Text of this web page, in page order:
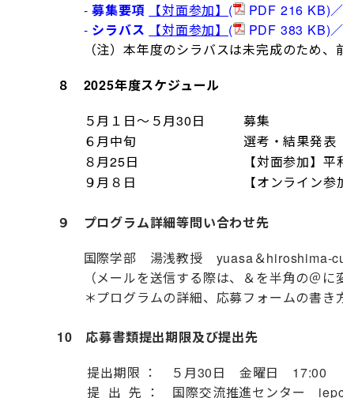
-募集要項 【対面参加】 ( PDF 216 KB)／
- シラバス 【対面参加】 ( PDF 383 KB)／
（注）本年度のシラバスは未完成のため、
８ 2025年度スケジュール
５月１日～５月30日
募集
６月中旬
選考・結果発表
８月25日
【対面参加】
９月８日
【オンライン
９ プログラム詳細等問い合わせ先
国際学部 湯浅教授 yuasa＆hiroshima-
（メールを送信する際は、＆を半角の＠に
＊プログラムの詳細、応募フォームの書き
10 応募書類提出期限及び提出先
提出期限 ： ５月30日 金曜日 17:00
提 出 先 ： 国際交流推進センター iepc